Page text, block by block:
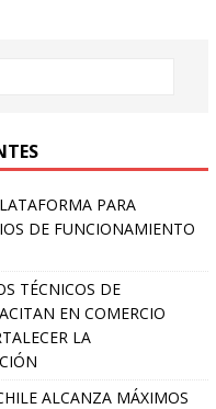
PARA
DE FUNCIONAMIENTO
TÉCNICOS DE
EN COMERCIO
LA
ALCANZA MÁXIMOS